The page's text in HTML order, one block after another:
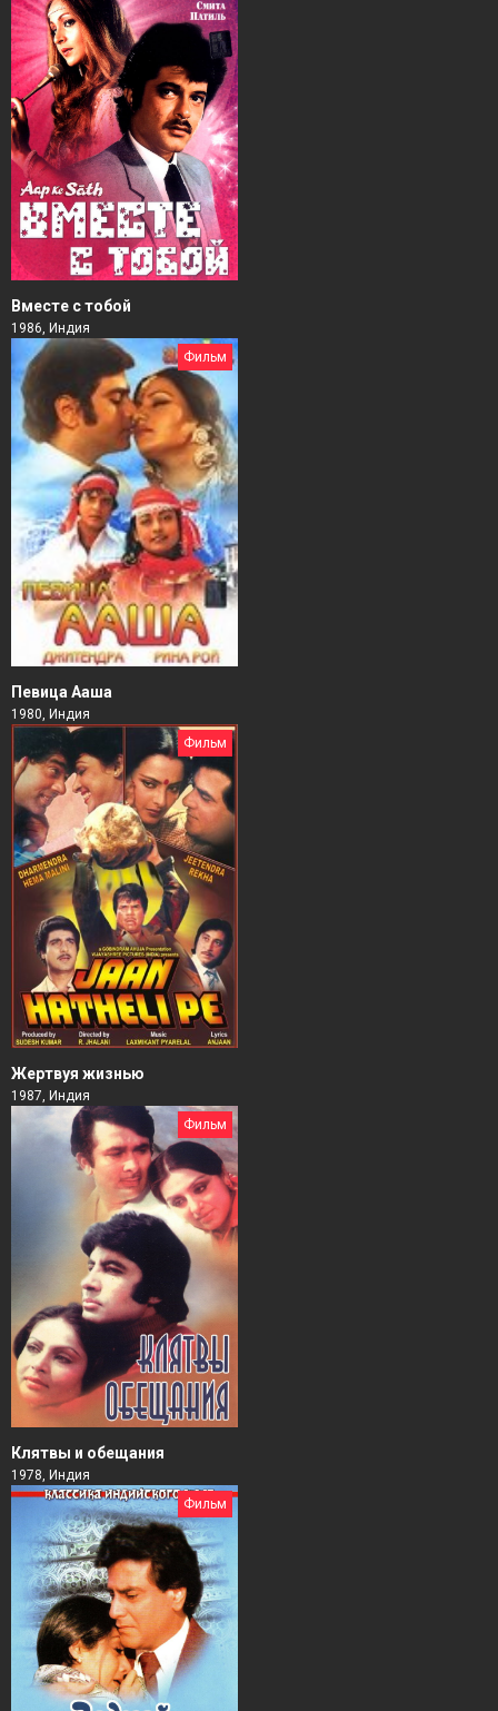
Вместе с тобой
1986, Индия
Фильм
Певица Ааша
1980, Индия
Фильм
Жертвуя жизнью
1987, Индия
Фильм
Клятвы и обещания
1978, Индия
Фильм